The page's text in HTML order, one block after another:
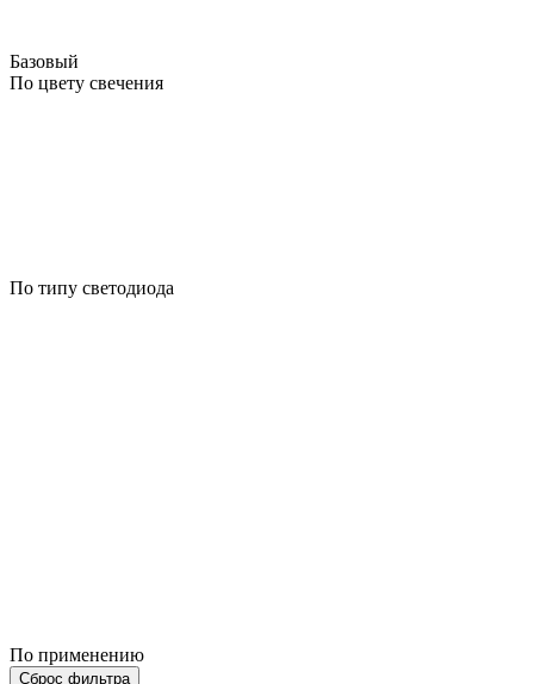
Базовый
По цвету свечения
По типу светодиода
По применению
Сброс фильтра